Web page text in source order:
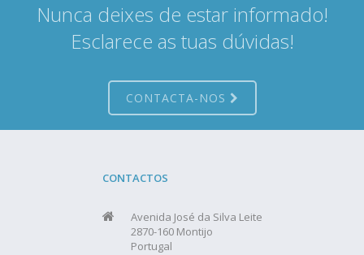
Nunca deixes de estar informado!
Esclarece as tuas dúvidas!
CONTACTA-NOS
CONTACTOS
Avenida José da Silva Leite
2870-160 Montijo
Portugal